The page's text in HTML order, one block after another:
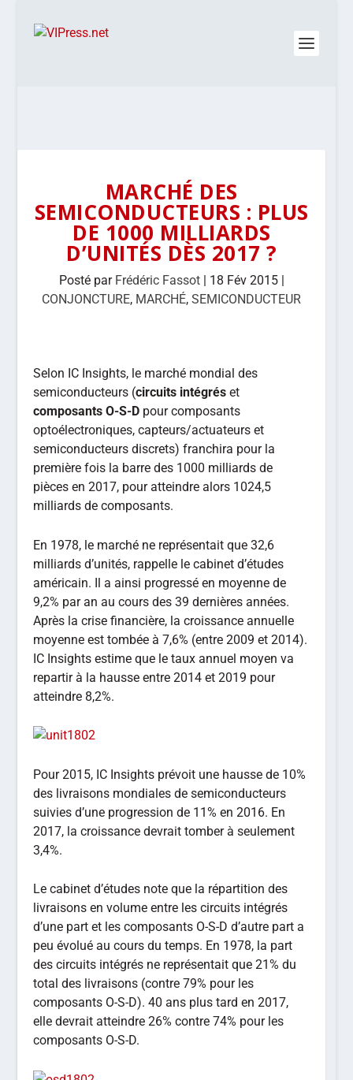
MARCHÉ DES
SEMICONDUCTEURS : PLUS
DE 1000 MILLIARDS
D’UNITÉS DÈS 2017 ?
Posté par Frédéric Fassot| 18 Fév 2015|
CONJONCTURE, MARCHÉ,SEMICONDUCTEUR
Selon IC Insights, le marché mondial des
semiconducteurs (circuits intégrés et
composants O-S-D pour composants
optoélectroniques, capteurs/actuateurs et
semiconducteurs discrets) franchira pour la
première fois la barre des 1000 milliards de
pièces en 2017, pour atteindre alors 1024,5
milliards de composants.
En 1978, le marché ne représentait que 32,6
milliards d’unités, rappelle le cabinet d’études
américain. Il a ainsi progressé en moyenne de
9,2% par an au cours des 39 dernières années.
Après la crise financière, la croissance annuelle
moyenne est tombée à 7,6% (entre 2009 et 2014).
IC Insights estime que le taux annuel moyen va
repartir à la hausse entre 2014 et 2019 pour
atteindre 8,2%.
Pour 2015, IC Insights prévoit une hausse de 10%
des livraisons mondiales de semiconducteurs
suivies d’une progression de 11% en 2016. En
2017, la croissance devrait tomber à seulement
3,4%.
Le cabinet d’études note que la répartition des
livraisons en volume entre les circuits intégrés
d’une part et les composants O-S-D d’autre part a
peu évolué au cours du temps. En 1978, la part
des circuits intégrés ne représentait que 21% du
total des livraisons (contre 79% pour les
composants O-S-D). 40 ans plus tard en 2017,
elle devrait atteindre 26% contre 74% pour les
composants O-S-D.